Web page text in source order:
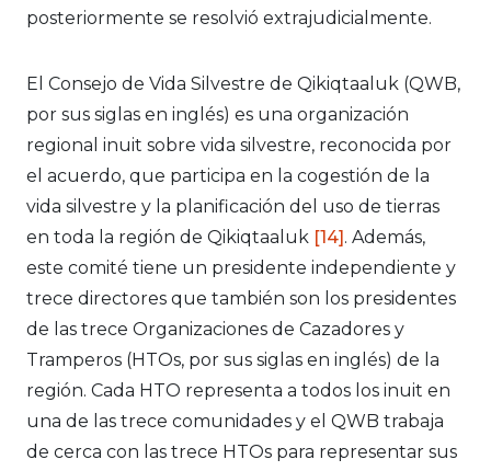
posteriormente se resolvió extrajudicialmente.
El Consejo de Vida Silvestre de Qikiqtaaluk (QWB,
por sus siglas en inglés) es una organización
regional inuit sobre vida silvestre, reconocida por
el acuerdo, que participa en la cogestión de la
vida silvestre y la planificación del uso de tierras
en toda la región de Qikiqtaaluk [14] . Además,
este comité tiene un presidente independiente y
trece directores que también son los presidentes
de las trece Organizaciones de Cazadores y
Tramperos (HTOs, por sus siglas en inglés) de la
región. Cada HTO representa a todos los inuit en
una de las trece comunidades y el QWB trabaja
de cerca con las trece HTOs para representar sus